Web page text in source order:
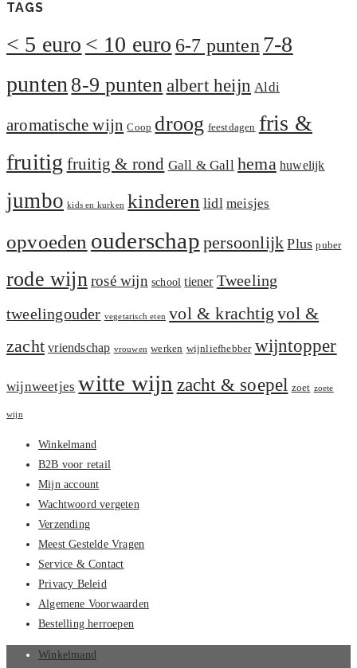
TAGS
< 5 euro < 10 euro 6-7 punten7-8
punten8-9 puntenalbert heijn Aldi
aromatische wijn Coop droog feestdagen fris &
fruitig fruitig & rond Gall & Gall hema huwelijk
jumbo kids en kurken kinderen lidl meisjes
opvoeden ouderschap persoonlijk Plus puber
rode wijn rosé wijn school tiener Tweeling
tweelingouder vegetarisch eten vol & krachtig vol &
zacht vriendschap vrouwen werken wijnliefhebber wijntopper
wijnweetjes witte wijn zacht & soepel zoet zoete
wijn
Winkelmand
B2B voor retail
Mijn account
Wachtwoord vergeten
Verzending
Meest Gestelde Vragen
Service & Contact
Privacy Beleid
Algemene Voorwaarden
Bestelling herroepen
Winkelmand